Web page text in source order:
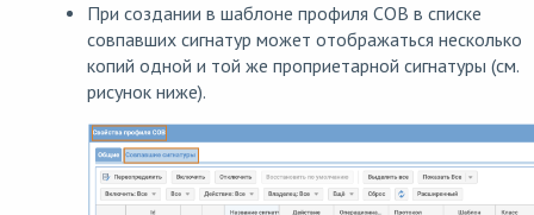
При создании в шаблоне профиля СОВ в списке
совпавших сигнатур может отображаться несколько
копий одной и той же проприетарной сигнатуры (см.
рисунок ниже).